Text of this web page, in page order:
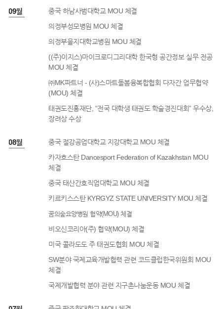
09월
중국 하남사범대학교 MOU 체결
의정부성모병원 MOU 체결
의정부을지대학교병원 MOU 체결
((주)이지스)마이크로디그리대학 한국형 공간정보 실무 전공
MOU 체결
㈜MK파트너 - (사)스마트돌봄융복합협회 다자간 업무협약
(MOU) 체결
태권도진흥재단, “전국 대학생 태권도 학술경진대회” 우수상,
장려상 수상
08월
중국 절강공업대학교 지강대학교 MOU 체결
카자흐스탄 Dancesport Federation of Kazakhstan MOU
체결
중국 태산간호직업대학교 MOU 체결
키르키스스탄 KYRGYZ STATE UNIVERSITY MOU 체결
꿈의숲요양병원 협약(MOU) 체결
비오신코리아(주) 협약(MOU) 체결
미국 콜라도도 주 태권도협회 MOU 체결
SW분야 국제교육개발협력 관련 코드클럽한국위원회 MOU
체결
국제개발협력 분야 관련 지구촌나눔운동 MOU 체결